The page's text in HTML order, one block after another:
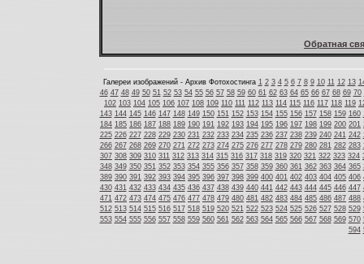
Обратная
Галереи изображений - Архив Фотохостинга 1 2 3 4 5 6 7 8 9 10 11 12 13
46 47 48 49 50 51 52 53 54 55 56 57 58 59 60 61 62 63 64 65 66 67 68 69 70
102 103 104 105 106 107 108 109 110 111 112 113 114 115 116 117 118 119
143 144 145 146 147 148 149 150 151 152 153 154 155 156 157 158 159 160
184 185 186 187 188 189 190 191 192 193 194 195 196 197 198 199 200 201
225 226 227 228 229 230 231 232 233 234 235 236 237 238 239 240 241 242
266 267 268 269 270 271 272 273 274 275 276 277 278 279 280 281 282 283
307 308 309 310 311 312 313 314 315 316 317 318 319 320 321 322 323 324
348 349 350 351 352 353 354 355 356 357 358 359 360 361 362 363 364 365
389 390 391 392 393 394 395 396 397 398 399 400 401 402 403 404 405 406
430 431 432 433 434 435 436 437 438 439 440 441 442 443 444 445 446 447
471 472 473 474 475 476 477 478 479 480 481 482 483 484 485 486 487 488
512 513 514 515 516 517 518 519 520 521 522 523 524 525 526 527 528 529
553 554 555 556 557 558 559 560 561 562 563 564 565 566 567 568 569 570
594